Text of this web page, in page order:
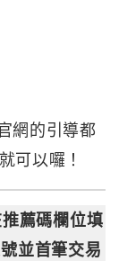
網的引導都
可以囉！
薦碼欄位填
並首筆交易